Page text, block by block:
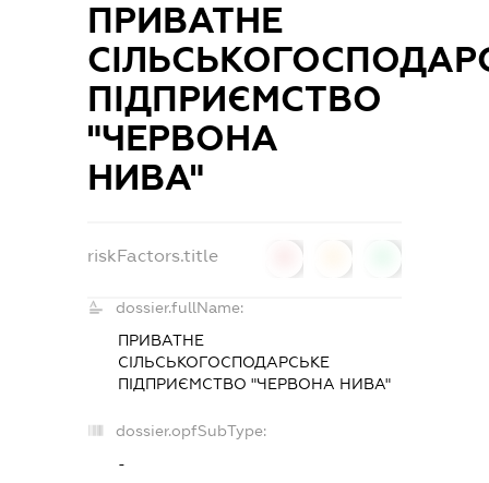
ПРИВАТНЕ
ПІДПРИЄМСТВО
"ЧЕРВОНА
НИВА"
riskFactors.title
dossier.fullName:
ПРИВАТНЕ
СІЛЬСЬКОГОСПОДАРСЬКЕ
ПІДПРИЄМСТВО "ЧЕРВОНА НИВА"
dossier.opfSubType:
-